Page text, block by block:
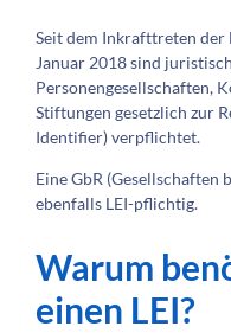
Seit dem Inkrafttreten
Januar 2018 sind
Personengesellschaften,
Stiftungen gesetzlich zur
Identifier) verpflichtet.
Eine GbR (Gesellschaften
ebenfalls LEI-pflichtig.
Warum
einen LEI?